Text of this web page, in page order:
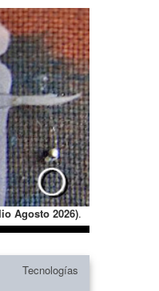
Agosto 2026).
Tecnologías